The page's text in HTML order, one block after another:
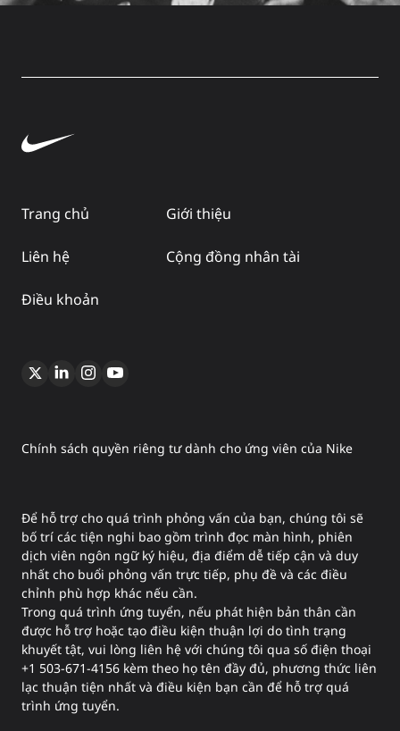
Trang chủ Giới thiệu
Liên hệ Cộng đồng nhân tài
Điều khoản
Chính sách quyền riêng tư dành cho ứng viên của Nike
Để hỗ trợ cho quá trình phỏng vấn của bạn, chúng tôi sẽ
bố trí các tiện nghi bao gồm trình đọc màn hình, phiên
dịch viên ngôn ngữ ký hiệu, địa điểm dễ tiếp cận và duy
nhất cho buổi phỏng vấn trực tiếp, phụ đề và các điều
chỉnh phù hợp khác nếu cần.
Trong quá trình ứng tuyển, nếu phát hiện bản thân cần
được hỗ trợ hoặc tạo điều kiện thuận lợi do tình trạng
khuyết tật, vui lòng liên hệ với chúng tôi qua số điện thoại
+1 503-671-4156 kèm theo họ tên đầy đủ, phương thức liên
lạc thuận tiện nhất và điều kiện bạn cần để hỗ trợ quá
trình ứng tuyển.